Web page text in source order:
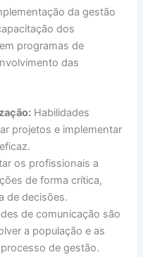
da gestão
dos
programas de
das
Habilidades
projetos e implementar
os profissionais a
de forma crítica,
de decisões.
de comunicação são
a população e as
de gestão.